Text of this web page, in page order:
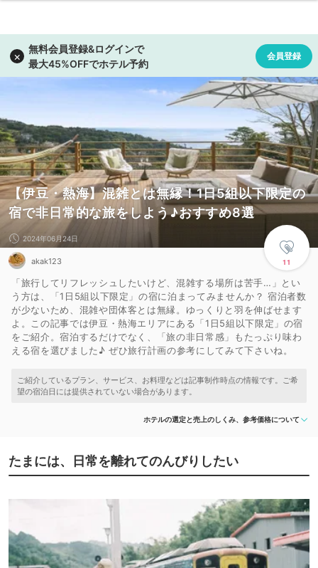
【伊豆・熱海】混雑とは無縁！1日5組以下限定の
宿で非日常的な旅をしよう♪おすすめ8選
11
2024年06月24日
akak123
「旅行してリフレッシュしたいけど、混雑する場所は苦手…」とい
う方は、「1日5組以下限定」の宿に泊まってみませんか？ 宿泊者数
が少ないため、混雑や団体客とは無縁。ゆっくりと羽を伸ばせます
よ。この記事では伊豆・熱海エリアにある「1日5組以下限定」の宿
をご紹介。宿泊するだけでなく、「旅の非日常感」もたっぷり味わ
える宿を選びました♪ ぜひ旅行計画の参考にしてみて下さいね。
ホテルの選定と売上のしくみ、参考価格について
たまには、日常を離れてのんびりしたい